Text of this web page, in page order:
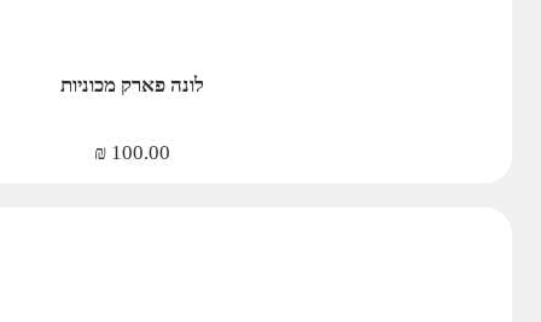
לונה פארק מכוניות
100.00
₪